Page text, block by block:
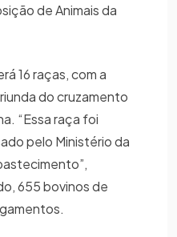
de Animais da
16 raças, com a
do cruzamento
“Essa raça foi
pelo Ministério da
655 bovinos de